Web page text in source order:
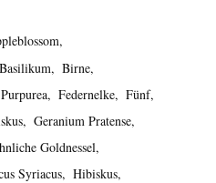
Basilikum
Birne
Federnelke
Fünf
Geranium Pratense
Goldnessel
Syriacus
Hibiskus